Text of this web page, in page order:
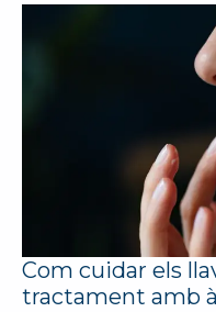
Com cuidar els
tractament amb